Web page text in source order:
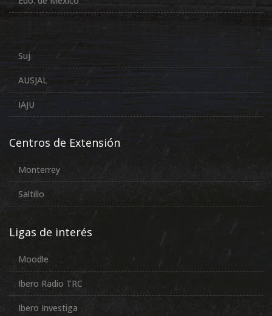
Suj
AUSJAL
IAJU
Centros de Extensión
Monterrey
Saltillo
Ligas de interés
Moodle
Ibero Radio TRC
Ibero Investiga